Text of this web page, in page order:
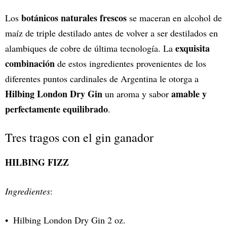
Los botánicos naturales frescos se maceran en alcohol de
maíz de triple destilado antes de volver a ser destilados en
alambiques de cobre de última tecnología. La exquisita
combinación de estos ingredientes provenientes de los
diferentes puntos cardinales de Argentina le otorga a
Hilbing London Dry Gin un aroma y sabor amable y
perfectamente equilibrado.
Tres tragos con el gin ganador
HILBING FIZZ
Ingredientes:
Hilbing London Dry Gin 2 oz.